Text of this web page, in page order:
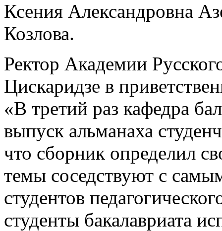
Ксения Александровна
Козлова.
Ректор Академии
Цискаридзе в
«В третий раз кафедра
выпуск альманаха
что сборник определил
темы соседствуют с
студентов
студенты бакалавриата